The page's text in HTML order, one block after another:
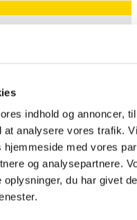
indhold og annoncer,
analysere vores trafik.
med vores
og analysepartnere.
du har givet